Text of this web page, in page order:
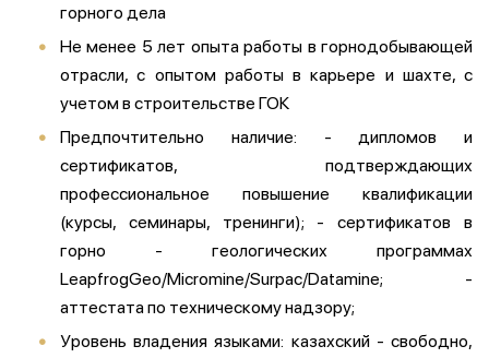
горного дела
Не менее 5 лет опыта работы в горнодобывающей
отрасли, с опытом работы в карьере и шахте, с
учетом в строительстве ГОК
Предпочтительно наличие: - дипломов и
сертификатов, подтверждающих
профессиональное повышение квалификации
(курсы, семинары, тренинги); - сертификатов в
горно - геологических программах
LeapfrogGeo/Micromine/Surpac/Datamine; -
аттестата по техническому надзору;
Уровень владения языками: казахский - свободно,